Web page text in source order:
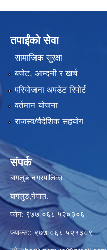
तपाईंको सेवा
सामाजिक सुरक्षा
बजेट, आम्दनी र खर्च
परियोजना अपडेट रिपोर्ट
वर्तमान योजना
राजस्व/वैदेशिक सहयोग
संपर्क
बागलुङ नगरपालिका
बागलुङ,नेपाल.
फोन: ९७७ ०६८ ५२०३०६
फ्याक्स;: ९७७ ०६८ ५२१३०९